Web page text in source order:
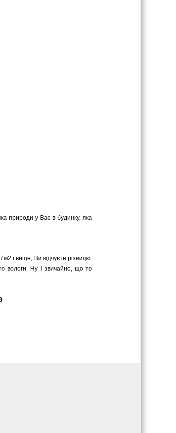
природи у Вас в будинку, яка
м2 і вище, Ви відчуєте різницю.
вологи. Ну і звичайно, що то